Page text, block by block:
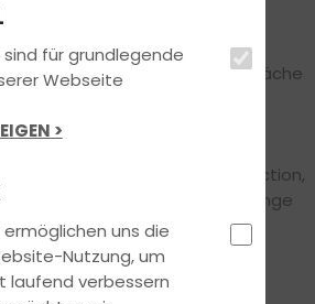
2024
– Teamspirit auf Eis & Tanzfläche
Jahresabschluss! Unsere
hatte alles, was dazugehört: Action,
– und natürlich jede Menge
sind für grundlegende
Webseite
>
uns die
Nutzung, um
laufend verbessern